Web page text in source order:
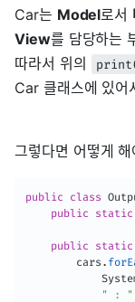
Car는 Model로서
View를 담당하는
따라서 위의
Car 클래스에 있어
그렇다면 어떻게
public class
public
static
public static
        cars
.
" : "